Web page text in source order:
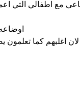
التي اعمارهم
اغلبهم كما تعلمون